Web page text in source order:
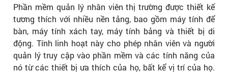
Phần mềm quản lý nhân viên thị trường được thiết kế
tương thích với nhiều nền tảng, bao gồm máy tính để
bàn, máy tính xách tay, máy tính bảng và thiết bị di
động. Tính linh hoạt này cho phép nhân viên và người
quản lý truy cập vào phần mềm và các tính năng của
nó từ các thiết bị ưa thích của họ, bất kể vị trí của họ.